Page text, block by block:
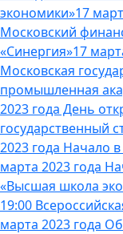
экономики»17
Московский
«Синергия»17
Московская
промышленная
2023 года День
государственный
2023 года Начало
марта 2023 года
«Высшая школа
19:00
марта 2023 года